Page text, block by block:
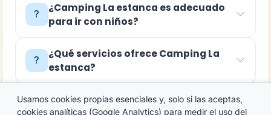
¿Camping La estanca es adecuado
para ir con niños?
¿Qué servicios ofrece Camping La
estanca?
¿Cómo reservar o contactar con
Usamos cookies propias esenciales y, solo si las aceptas,
cookies analíticas (Google Analytics) para medir el uso del